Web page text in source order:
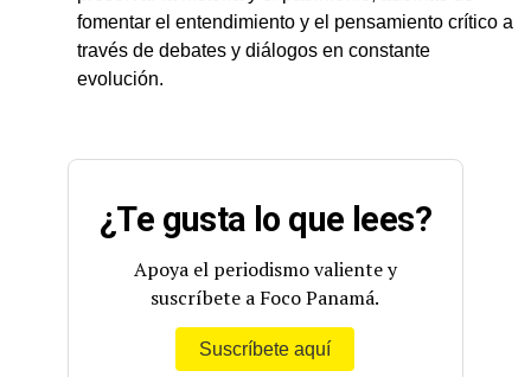
fomentar el entendimiento y el pensamiento crítico a
través de debates y diálogos en constante
evolución.
¿Te gusta lo que lees?
Apoya el periodismo valiente y
suscríbete a Foco Panamá.
Suscríbete aquí